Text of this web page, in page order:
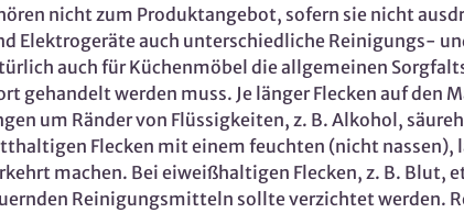
nicht zum Produktangebot, sofern sie nicht
Elektrogeräte auch unterschiedliche Reinigungs-
auch für Küchenmöbel die allgemeinen
gehandelt werden muss. Je länger Flecken auf den
um Ränder von Flüssigkeiten, z. B. Alkohol,
Flecken mit einem feuchten (nicht nassen),
machen. Bei eiweißhaltigen Flecken, z. B. Blut,
Reinigungsmitteln sollte verzichtet werden.